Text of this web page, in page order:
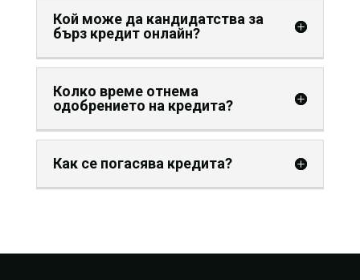
Кой може да кандидатства за
бърз кредит онлайн?
Колко време отнема
одобрението на кредита?
Как се погасява кредита?